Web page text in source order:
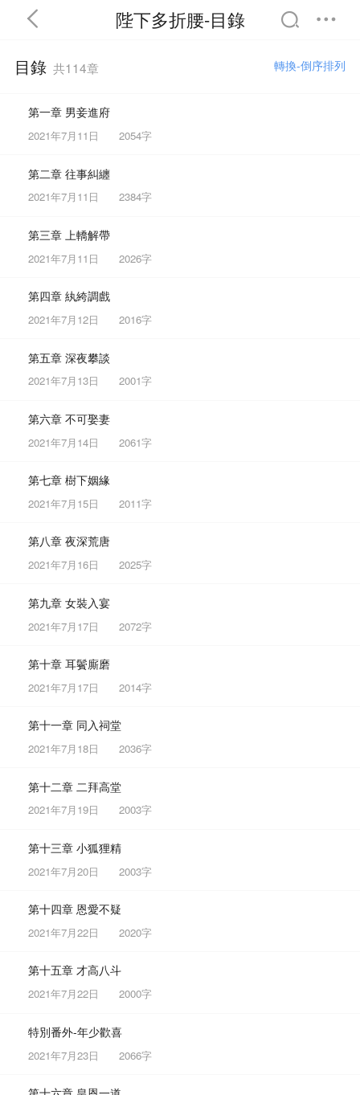
陛下多折腰-目錄
目錄 共114章 轉換-倒序排列
第一章 男妾進府
2021年7月11日 2054字
第二章 往事糾纏
2021年7月11日 2384字
第三章 上轎解帶
2021年7月11日 2026字
第四章 紈絝調戲
2021年7月12日 2016字
第五章 深夜攀談
2021年7月13日 2001字
第六章 不可娶妻
2021年7月14日 2061字
第七章 樹下姻緣
2021年7月15日 2011字
第八章 夜深荒唐
2021年7月16日 2025字
第九章 女裝入宴
2021年7月17日 2072字
第十章 耳鬢廝磨
2021年7月17日 2014字
第十一章 同入祠堂
2021年7月18日 2036字
第十二章 二拜高堂
2021年7月19日 2003字
第十三章 小狐狸精
2021年7月20日 2003字
第十四章 恩愛不疑
2021年7月22日 2020字
第十五章 才高八斗
2021年7月22日 2000字
特別番外-年少歡喜
2021年7月23日 2066字
首頁
完結
我的書架